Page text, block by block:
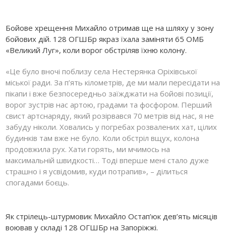
Бойове хрещення Михайло отримав ще на шляху у зону
бойових дій. 128 ОГШБр якраз їхала заміняти 65 ОМБ
«Великий Луг», коли ворог обстріляв їхню колону.
«Це було вночі поблизу села Нестерянка Оріхівської
міської ради. За п’ять кілометрів, де ми мали пересідати на
пікапи і вже безпосередньо заїжджати на бойові позиції,
ворог зустрів нас артою, градами та фосфором. Перший
свист артснаряду, який розірвався 70 метрів від нас, я не
забуду ніколи. Ховались у погребах розвалених хат, цілих
будинків там вже не було. Коли обстріл вщух, колона
продовжила рух. Хати горять, ми мчимось на
максимальній швидкості… Тоді вперше мені стало дуже
страшно і я усвідомив, куди потрапив», – ділиться
спогадами боєць.
Як стрілець-штурмовик Михайло Остап’юк дев’ять місяців
воював у складі 128 ОГШБр на Запоріжжі.